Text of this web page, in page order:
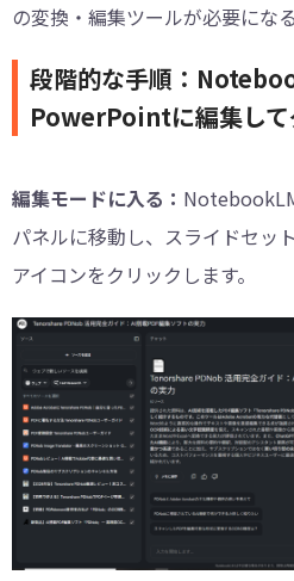
の変換・編集ツールが必要にな
段階的な手順：
PowerPointに編集して
編集モードに入る：
パネルに移動し、スライドセッ
アイコンをクリックします。